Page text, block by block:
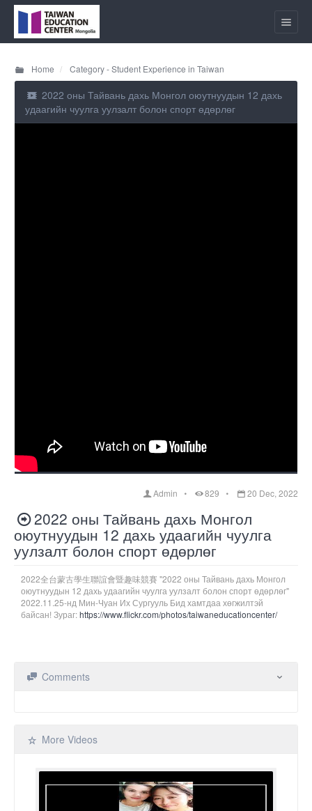
Home Category - Student Experience in Taiwan
2022 оны Тайвань дахь Монгол оюутнуудын 12 дахь
удаагийн чуулга уулзалт болон спорт өдөрлөг
Admin 829 20 Dec, 2022
2022 оны Тайвань дахь Монгол
оюутнуудын 12 дахь удаагийн чуулга
уулзалт болон спорт өдөрлөг
2022全台蒙古學生聯誼會暨趣味競賽 "2022 оны Тайвань дахь Монгол
оюутнуудын 12 дахь удаагийн чуулга уулзалт болон спорт өдөрлөг"
2022.11.25-нд Мин-Чуан Их Сургууль Бид хамтдаа хөгжилтэй
байсан! Зураг:https://www.flickr.com/photos/taiwaneducationcenter/
Comments
More Videos